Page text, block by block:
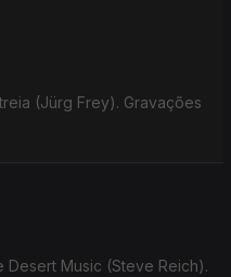
(Jürg Frey). Gravações
Music (Steve Reich).